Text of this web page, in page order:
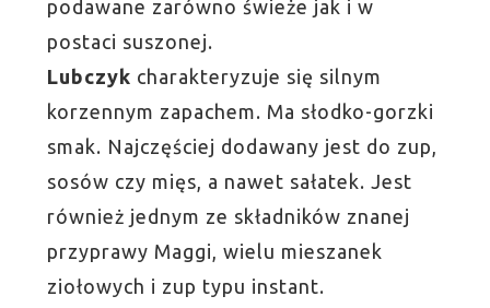
podawane zarówno świeże jak i w
postaci suszonej.
Lubczyk charakteryzuje się silnym
korzennym zapachem. Ma słodko-gorzki
smak. Najczęściej dodawany jest do zup,
sosów czy mięs, a nawet sałatek. Jest
również jednym ze składników znanej
przyprawy Maggi, wielu mieszanek
ziołowych i zup typu instant.